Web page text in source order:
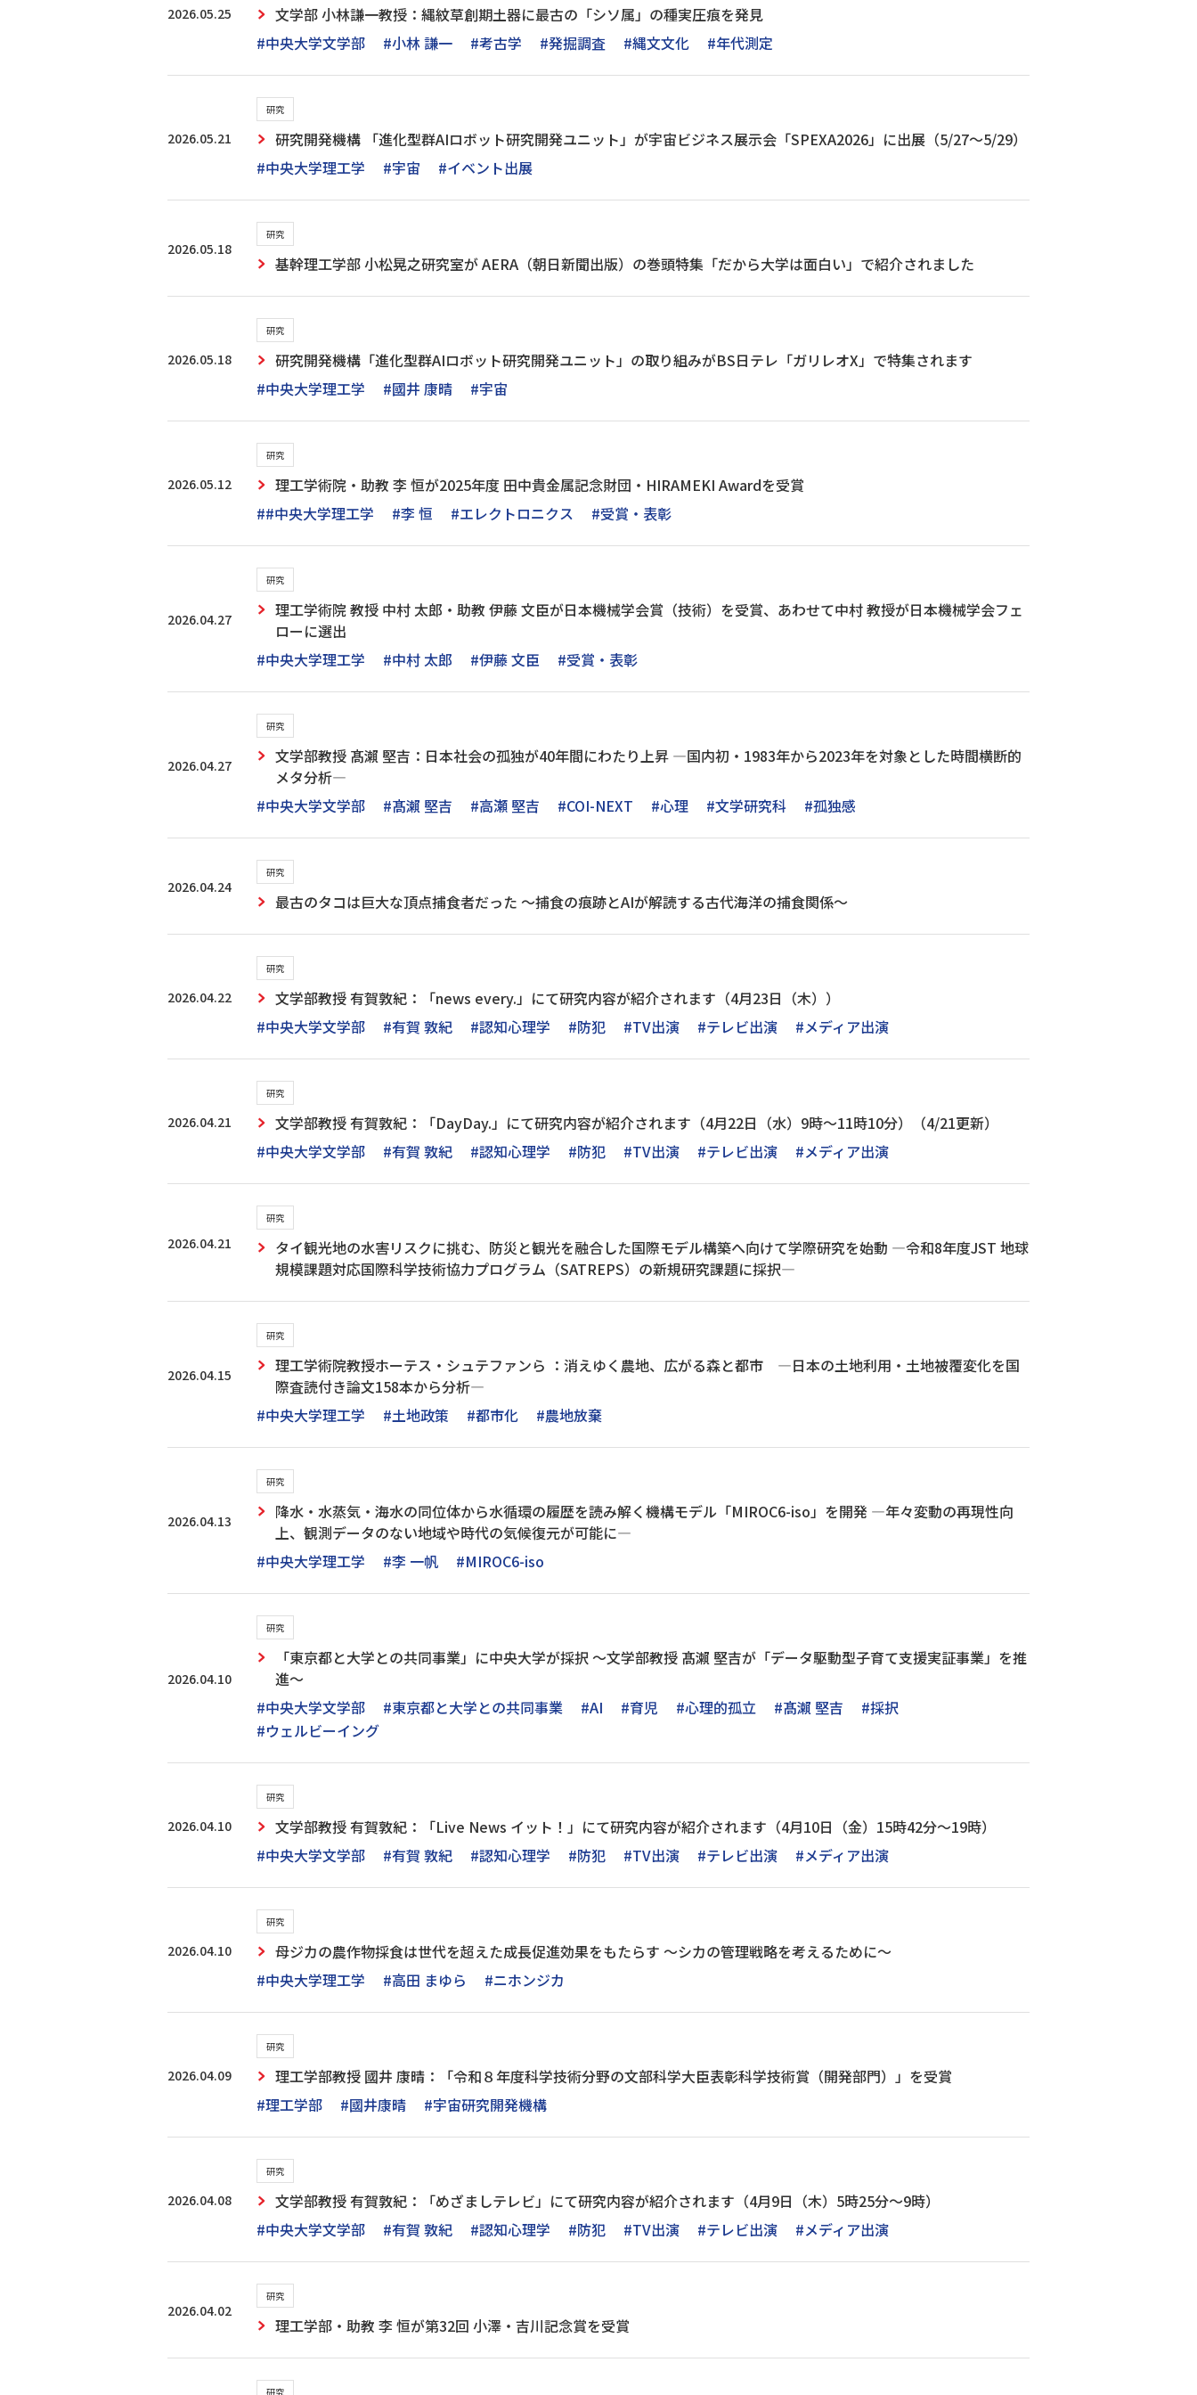
2026.05.25
文学部 小林謙一教授：縄紋草創期土器に最古の「シソ属」の種実圧痕を発見
#中央大学文学部
#小林 謙一 #考古学 #発掘調査 #縄文文化 #年代測定
2026.05.21
研究
研究開発機構 「進化型群AIロボット研究開発ユニット」が宇宙ビジネス展示会「SPEXA2026」に出展（5/27〜5/29）
#中央大学理工学
#宇宙 #イベント出展
2026.05.18
研究
基幹理工学部 小松晃之研究室が AERA（朝日新聞出版）の巻頭特集「だから大学は面白い」で紹介されました
2026.05.18
研究
研究開発機構「進化型群AIロボット研究開発ユニット」の取り組みがBS日テレ「ガリレオX」で特集されます
#中央大学理工学
#國井 康晴 #宇宙
2026.05.12
研究
理工学術院・助教 李 恒が2025年度 田中貴金属記念財団・HIRAMEKI Awardを受賞
##中央大学理工学
#李 恒 #エレクトロニクス #受賞・表彰
2026.04.27
研究
理工学術院 教授 中村 太郎・助教 伊藤 文臣が日本機械学会賞（技術）を受賞、あわせて中村 教授が日本機械学会フェ
ローに選出
#中央大学理工学
#中村 太郎 #伊藤 文臣 #受賞・表彰
2026.04.27
研究
文学部教授 髙瀨 堅吉：日本社会の孤独が40年間にわたり上昇 ―国内初・1983年から2023年を対象とした時間横断的
メタ分析―
#中央大学文学部
#髙瀨 堅吉 #高瀬 堅吉 #COI-NEXT #心理 #文学研究科 #孤独感
2026.04.24
研究
最古のタコは巨大な頂点捕食者だった ～捕食の痕跡とAIが解読する古代海洋の捕食関係～
2026.04.22
研究
文学部教授 有賀敦紀：「news every.」にて研究内容が紹介されます（4月23日（木））
#中央大学文学部
#有賀 敦紀 #認知心理学 #防犯 #TV出演 #テレビ出演 #メディア出演
2026.04.21
研究
文学部教授 有賀敦紀：「DayDay.」にて研究内容が紹介されます（4月22日（水）9時～11時10分）（4/21更新）
#中央大学文学部
#有賀 敦紀 #認知心理学 #防犯 #TV出演 #テレビ出演 #メディア出演
2026.04.21
研究
タイ観光地の水害リスクに挑む、防災と観光を融合した国際モデル構築へ向けて学際研究を始動 ―令和8年度JST 地球
規模課題対応国際科学技術協力プログラム（SATREPS）の新規研究課題に採択―
2026.04.15
研究
理工学術院教授ホーテス・シュテファンら ：消えゆく農地、広がる森と都市 ―日本の土地利用・土地被覆変化を国
際査読付き論文158本から分析―
#中央大学理工学
#土地政策 #都市化 #農地放棄
2026.04.13
研究
降水・水蒸気・海水の同位体から水循環の履歴を読み解く機構モデル「MIROC6-iso」を開発 ―年々変動の再現性向
上、観測データのない地域や時代の気候復元が可能に―
#中央大学理工学
#李 一帆 #MIROC6-iso
2026.04.10
研究
「東京都と大学との共同事業」に中央大学が採択 ～文学部教授 髙瀨 堅吉が「データ駆動型子育て支援実証事業」を推
進～
#中央大学文学部
#東京都と大学との共同事業 #AI #育児 #心理的孤立 #髙瀨 堅吉
#採択
#ウェルビーイング
2026.04.10
研究
文学部教授 有賀敦紀：「Live News イット！」にて研究内容が紹介されます（4月10日（金）15時42分～19時）
#中央大学文学部
#有賀 敦紀 #認知心理学 #防犯 #TV出演 #テレビ出演 #メディア出演
2026.04.10
研究
母ジカの農作物採食は世代を超えた成長促進効果をもたらす ～シカの管理戦略を考えるために～
#中央大学理工学
#高田 まゆら #ニホンジカ
2026.04.09
研究
理工学部教授 國井 康晴：「令和８年度科学技術分野の文部科学大臣表彰科学技術賞（開発部門）」を受賞
#理工学部
#國井康晴 #宇宙研究開発機構
2026.04.08
研究
文学部教授 有賀敦紀：「めざましテレビ」にて研究内容が紹介されます（4月9日（木）5時25分～9時）
#中央大学文学部
#有賀 敦紀 #認知心理学 #防犯 #TV出演 #テレビ出演 #メディア出演
2026.04.02
研究
理工学部・助教 李 恒が第32回 小澤・吉川記念賞を受賞
研究